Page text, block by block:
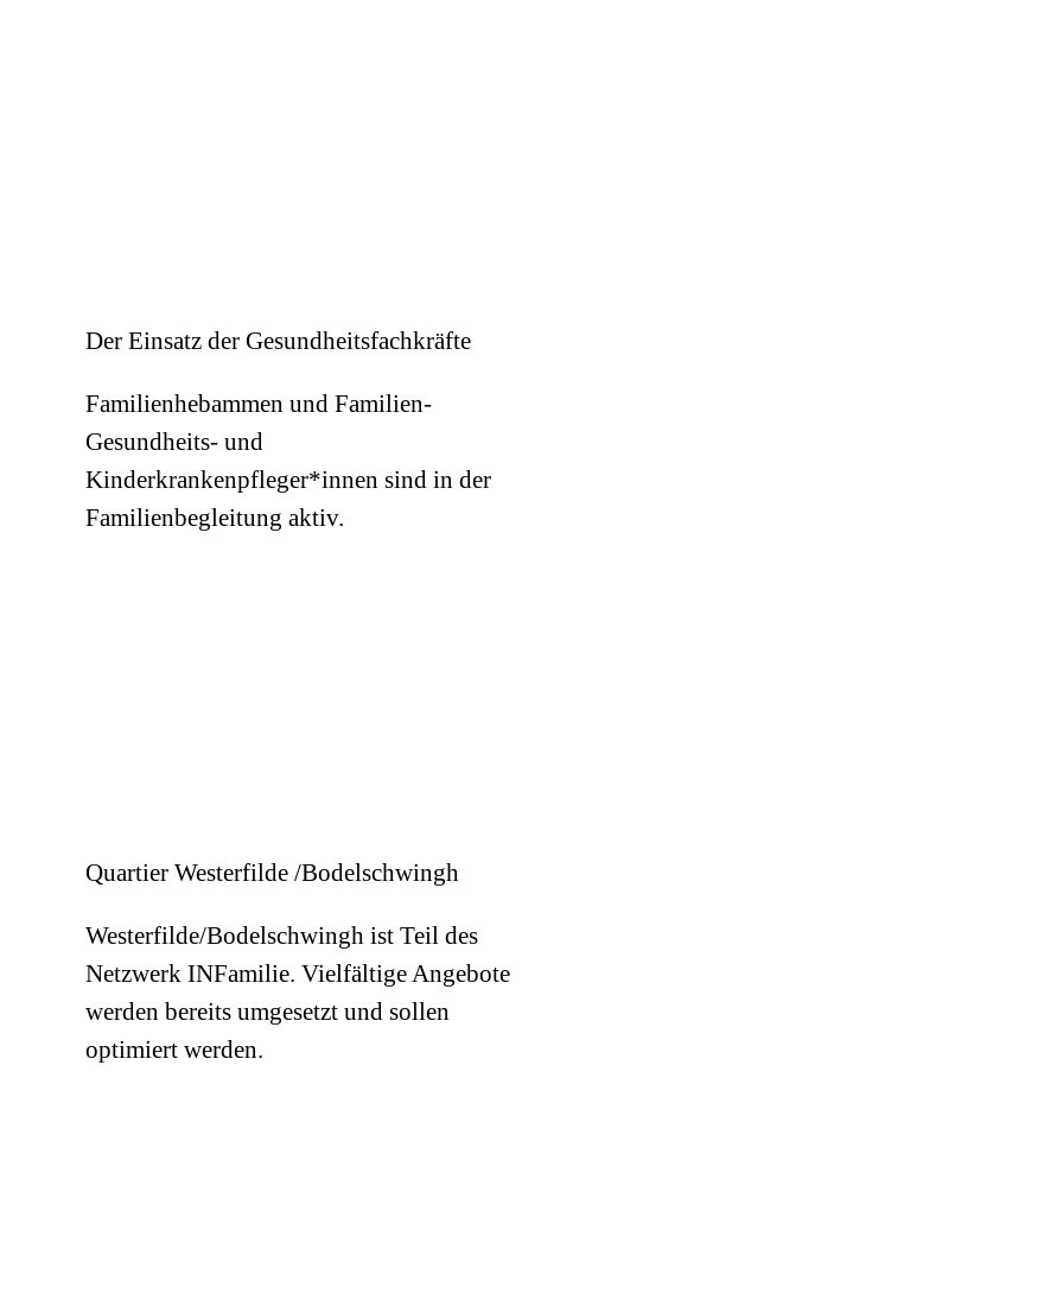
Der Einsatz der Gesundheitsfachkräfte
Familienhebammen und Familien-
Gesundheits- und
Kinderkrankenpfleger*innen sind in der
Familienbegleitung aktiv.
Quartier Westerfilde /Bodelschwingh
Westerfilde/Bodelschwingh ist Teil des
Netzwerk INFamilie. Vielfältige Angebote
werden bereits umgesetzt und sollen
optimiert werden.